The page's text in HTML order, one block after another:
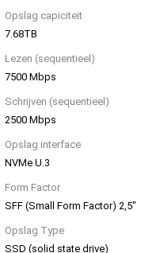
Opslag capiciteit
7.68TB
Lezen (sequentieel)
7500 Mbps
Schrijven (sequentieel)
2500 Mbps
Opslag interface
NVMe U.3
Form Factor
SFF (Small Form Factor) 2,5"
Opslag Type
SSD (solid state drive)